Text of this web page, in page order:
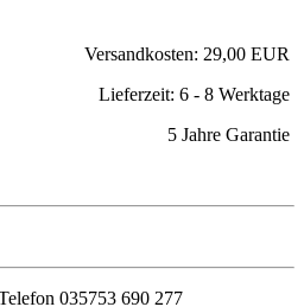
Versandkosten: 29,00 EUR
Lieferzeit: 6 - 8 Werktage
5 Jahre Garantie
035753 690 277